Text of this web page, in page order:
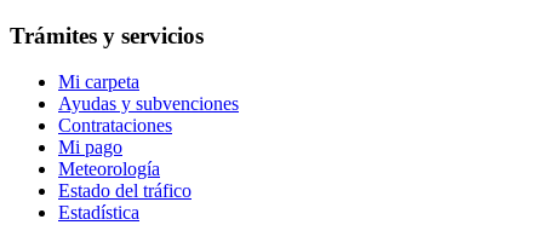
Trámites y servicios
Mi carpeta
Ayudas y subvenciones
Contrataciones
Mi pago
Meteorología
Estado del tráfico
Estadística